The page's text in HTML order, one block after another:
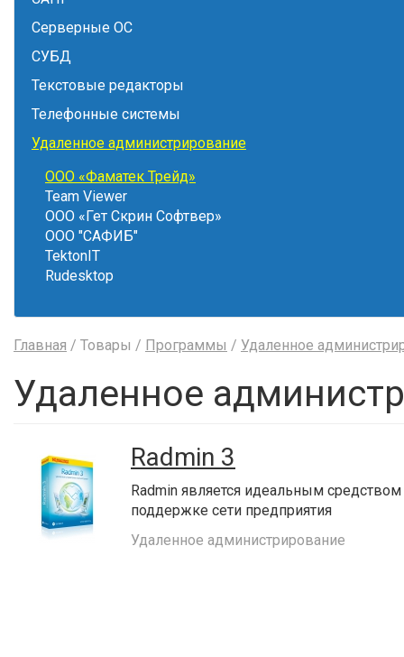
Серверные ОС
СУБД
Текстовые редакторы
Телефонные системы
Удаленное администрирование
ООО «Фаматек Трейд»
Team Viewer
ООО «Гет Скрин Софтвер»
ООО "САФИБ"
TektonIT
Rudesktop
Главная / Товары / Программы / Удаленное
Удаленное
Radmin 3
Radmin является идеальным
поддержке сети предприятия
Удаленное администрирование